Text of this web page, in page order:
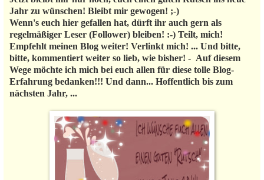
Jahr zu wünschen! Bleibt mir gewogen! ;-)
Wenn's euch hier gefallen hat, dürft ihr auch gern als
regelmäßiger Leser (Follower) bleiben! :-) Teilt, mich!
Empfehlt meinen Blog weiter! Verlinkt mich! ... Und bitte,
bitte, kommentiert weiter so lieb, wie bisher! - Auf diesem
Wege möchte ich mich bei euch allen für diese tolle Blog-
Erfahrung bedanken!!! Und dann... Hoffentlich bis zum
nächsten Jahr, ...